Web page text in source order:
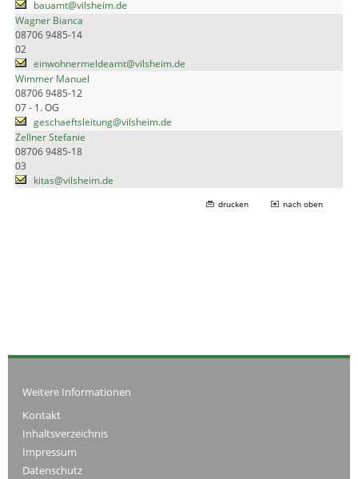
bauamt@vilsheim.de
Wagner Bianca
08706 9485-14
02
einwohnermeldeamt@vilsheim.de
Wimmer Manuel
08706 9485-12
07 - 1. OG
geschaeftsleitung@vilsheim.de
Zellner Stefanie
08706 9485-18
03
kitas@vilsheim.de
drucken nach oben
Weitere Informationen
Kontakt
Inhaltsverzeichnis
Impressum
Datenschutz